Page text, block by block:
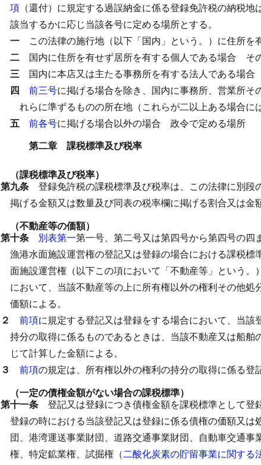
項 （還付）に規定する過誤納金に係る登録免許税の納税地は
該当するかに応じ当該各号に定める場所とする。
一
この法律の施行地（以下「国内」という。）に住所を
二
国内に住所を有せず居所を有する個人である場合
そ
三
国内に本店又は主たる事務所を有する法人である場合
四
前三号に掲げる場合を除き、国内に事務所、営業所
れらに準ずるものの所在地（これらが二以上ある場合に
五
前各号に掲げる場合以外の場合
政令で定める場所
第二章 課税標準及び税率
（課税標準及び税率）
第九条
登録免許税の課税標準及び税率は、この法律に別段
掲げる金額又は数量及び同表の税率欄に掲げる割合又は金
（不動産等の価額）
第十条
別表第一第一号、第二号又は第四号から第四号の
漁港水面施設運営権の登記又は登録の場合における課税
面施設運営権（以下この項において「不動産等」という。
において、当該不動産等の上に所有権以外の権利その他
価額による。
２
前項に規定する登記又は登録をする場合において、当該
持分の取得に係るものであるときは、当該不動産又は船舶
じて計算した金額による。
３
前項の規定は、所有権以外の権利の持分の取得に係る登
（一定の債権金額がない場合の課税標準）
第十一条
登記又は登録につき債権金額を課税標準として
登録の時における当該登記又は登録に係る債権の価額又
団、港湾運送事業財団、道路交通事業財団、自動車交通
権、特定鉱業権、試掘権（二酸化炭素の貯留事業に関する